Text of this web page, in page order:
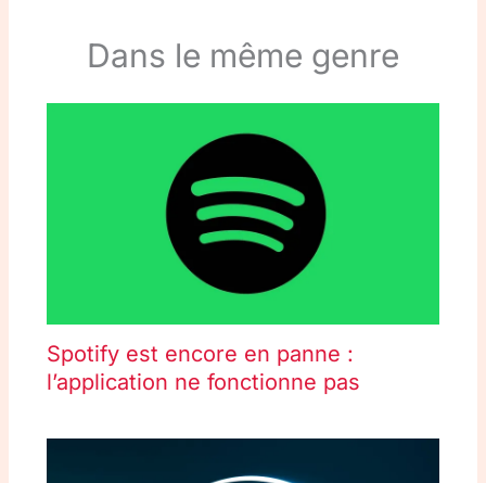
Dans le même genre
Spotify est encore en panne :
l’application ne fonctionne pas